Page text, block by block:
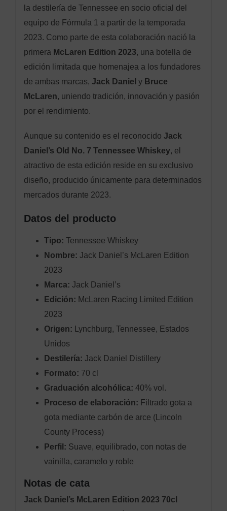
la destilería de Tennessee en socio oficial del
equipo de Fórmula 1 a partir de la temporada
2023. Como parte de esta colaboración nació la
primera McLaren Edition 2023, una botella de
edición limitada que homenajea a los fundadores
de ambas marcas, Jack Daniel y Bruce
McLaren, uniendo tradición, innovación y pasión
por el rendimiento.
Aunque su contenido es el reconocido Jack
Daniel’s Old No. 7 Tennessee Whiskey, el
atractivo de esta edición reside en su exclusivo
diseño, producido únicamente para determinados
mercados durante 2023.
Datos del producto
Tipo: Tennessee Whiskey
Nombre: Jack Daniel’s McLaren Edition
2023
Marca: Jack Daniel’s
Edición: McLaren Racing Limited Edition
2023
Origen: Lynchburg, Tennessee, Estados
Unidos
Destilería: Jack Daniel Distillery
Formato: 70 cl
Graduación alcohólica: 40% vol.
Proceso de elaboración: Filtrado gota a
gota mediante carbón de arce (Lincoln
County Process)
Perfil: Suave, equilibrado, con notas de
vainilla, caramelo y roble
Notas de cata
Jack Daniel’s McLaren Edition 2023 70cl